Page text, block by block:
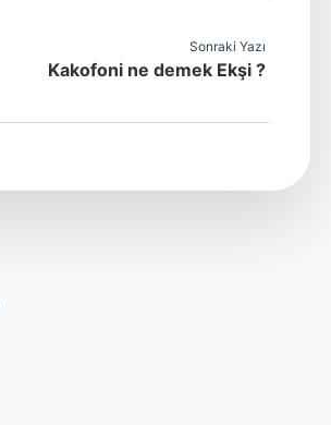
Sonraki Yazı
Kakofoni ne demek Ekşi ?